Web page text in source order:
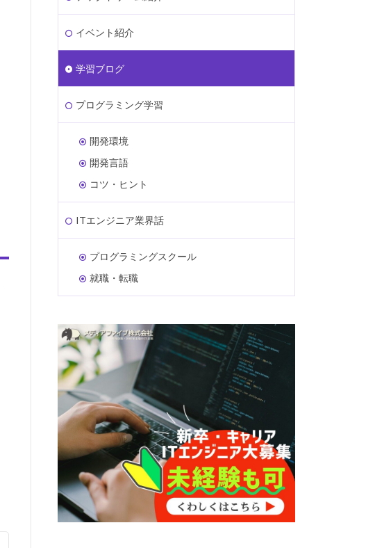
イベント紹介
学習ブログ
プログラミング学習
開発環境
開発言語
コツ・ヒント
ITエンジニア業界話
プログラミングスクール
就職・転職